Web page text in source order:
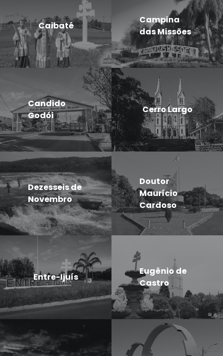
Caibaté
Campina
das Missões
Candido
Godói
Cerro Largo
Dezesseis de
Novembro
Doutor
Maurício
Cardoso
Entre-Ijuís
Eugênio de
Castro